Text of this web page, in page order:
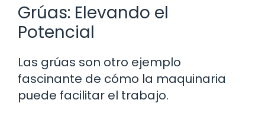
Grúas: Elevando el
Potencial
Las grúas son otro ejemplo
fascinante de cómo la maquinaria
puede facilitar el trabajo.